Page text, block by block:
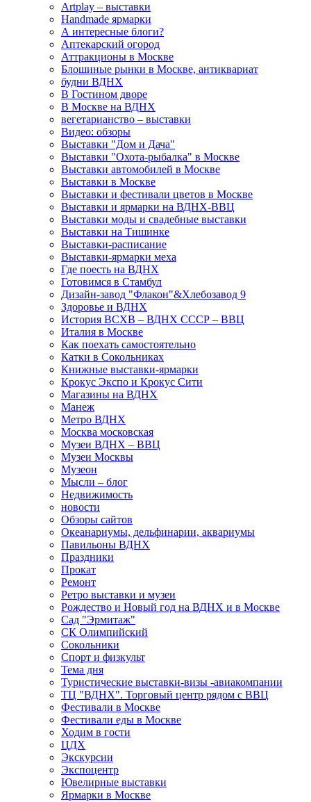
Artplay – выставки
Handmade ярмарки
А интересные блоги?
Аптекарский огород
Аттракционы в Москве
Блошиные рынки в Москве, антиквариат
будни ВДНХ
В Гостином дворе
В Москве на ВДНХ
вегетарианство – выставки
Видео: обзоры
Выставки "Дом и Дача"
Выставки "Охота-рыбалка" в Москве
Выставки автомобилей в Москве
Выставки в Москве
Выставки и фестивали цветов в Москве
Выставки и ярмарки на ВДНХ-ВВЦ
Выставки моды и свадебные выставки
Выставки на Тишинке
Выставки-расписание
Выставки-ярмарки меха
Где поесть на ВДНХ
Готовимся в Стамбул
Дизайн-завод "Флакон"&Хлебозавод 9
Здоровье и ВДНХ
История ВСХВ – ВДНХ СССР – ВВЦ
Италия в Москве
Как поехать самостоятельно
Катки в Сокольниках
Книжные выставки-ярмарки
Крокус Экспо и Крокус Сити
Магазины на ВДНХ
Манеж
Метро ВДНХ
Москва московская
Музеи ВДНХ – ВВЦ
Музеи Москвы
Музеон
Мысли – блог
Недвижимость
новости
Обзоры сайтов
Океанариумы, дельфинарии, аквариумы
Павильоны ВДНХ
Праздники
Прокат
Ремонт
Ретро выставки и музеи
Рождество и Новый год на ВДНХ и в Москве
Сад "Эрмитаж"
СК Олимпийский
Сокольники
Спорт и физкульт
Тема дня
Туристические выставки-визы -авиакомпании
ТЦ "ВДНХ". Торговый центр рядом с ВВЦ
Фестивали в Москве
Фестивали еды в Москве
Ходим в гости
ЦДХ
Экскурсии
Экспоцентр
Ювелирные выставки
Ярмарки в Москве